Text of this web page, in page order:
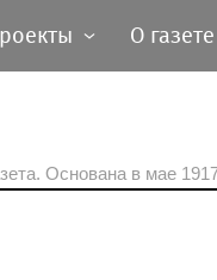
О газете
Основана в мае